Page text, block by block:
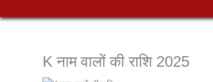
K नाम वालों की राशि 2025